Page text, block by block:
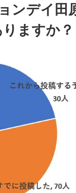
ンデイ田
ますか？